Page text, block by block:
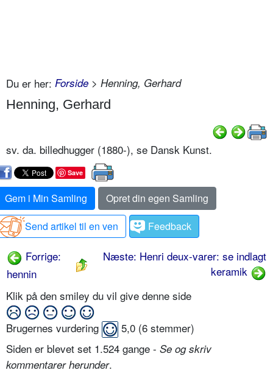
Du er her: Forside > Henning, Gerhard
Henning, Gerhard
sv. da. billedhugger (1880-), se Dansk Kunst.
Save
Gem i Min Samling
Opret din egen Samling
Send artikel til en ven
Feedback
Forrige:
hennin
Næste: Henri deux-varer: se indlagt
keramik
Klik på den smiley du vil give denne side
Brugernes vurdering 5,0 (6 stemmer)
Siden er blevet set 1.524 gange - Se og skriv
kommentarer herunder.